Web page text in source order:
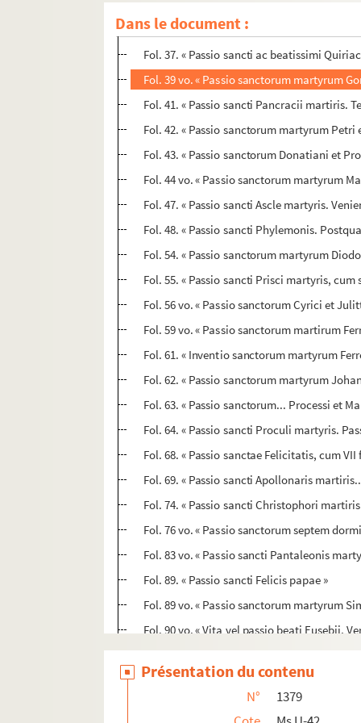
Dans le document :
Fol. 29 vo. « Passio sanctorum XL
Fol. 32. « Passio sancti Georgii martyris.
Fol. 37. « Passio sancti ac beatissimi
Fol. 39 vo. « Passio sanctorum martyrum
Fol. 41. « Passio sancti Pancracii martiris.
Fol. 42. « Passio sanctorum martyrum
Fol. 43. « Passio sanctorum Donatiani et
Fol. 44 vo. « Passio sanctorum martyrum
Fol. 47. « Passio sancti Ascle martyris.
Fol. 48. « Passio sancti Phylemonis.
Fol. 54. « Passio sanctorum martyrum
Fol. 55. « Passio sancti Prisci martyris,
Fol. 56 vo. « Passio sanctorum Cyrici et
Fol. 59 vo. « Passio sanctorum martirum
Fol. 61. « Inventio sanctorum martyrum
Fol. 62. « Passio sanctorum martyrum
Fol. 63. « Passio sanctorum... Processi et
Fol. 64. « Passio sancti Proculi martyris.
Fol. 68. « Passio sanctae Felicitatis, cum
Fol. 69. « Passio sancti Apollonaris
Fol. 74. « Passio sancti Christophori
Fol. 76 vo. « Passio sanctorum septem
Fol. 83 vo. « Passio sancti Pantaleonis
Fol. 89. « Passio sancti Felicis papae »
Fol. 89 vo. « Passio sanctorum martyrum
Fol. 90 vo. « Vita vel passio beati Eusebii,
Fol. 100 vo. « Passio sancti Stephani
Fol. 105. « Vita vel passio sancti Donati,
Fol. 107. « Passio sancti Cyriaci martyris,
Présentation du contenu
N°
1379